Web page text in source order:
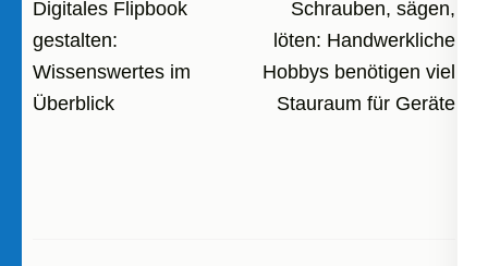
Beitragsnavigation
Digitales Flipbook
gestalten:
Wissenswertes im
Überblick
Schrauben, sägen,
löten: Handwerkliche
Hobbys benötigen viel
Stauraum für Geräte